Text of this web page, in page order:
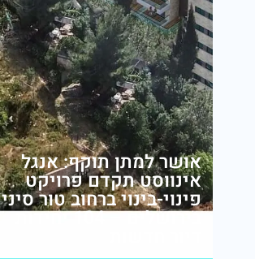
אושר למתן תוקף: אנגל
אינווסט תקדם פרויקט
פינוי-בינוי ברחוב טור סיני
בירושלים – 104 יחידות